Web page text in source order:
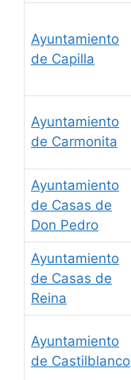
Ayuntamiento
de Capilla
Ayuntamiento
de Carmonita
Ayuntamiento
de Casas de
Don Pedro
Ayuntamiento
de Casas de
Reina
Ayuntamiento
de Castilblanco